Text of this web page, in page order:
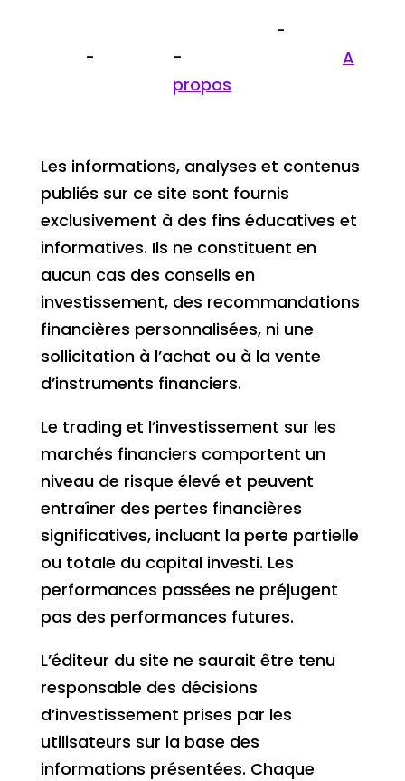
-
- -
A
propos
Les informations, analyses et contenus
publiés sur ce site sont fournis
exclusivement à des fins éducatives et
informatives. Ils ne constituent en
aucun cas des conseils en
investissement, des recommandations
financières personnalisées, ni une
sollicitation à l’achat ou à la vente
d’instruments financiers.
Le trading et l’investissement sur les
marchés financiers comportent un
niveau de risque élevé et peuvent
entraîner des pertes financières
significatives, incluant la perte partielle
ou totale du capital investi. Les
performances passées ne préjugent
pas des performances futures.
L’éditeur du site ne saurait être tenu
responsable des décisions
d’investissement prises par les
utilisateurs sur la base des
informations présentées. Chaque